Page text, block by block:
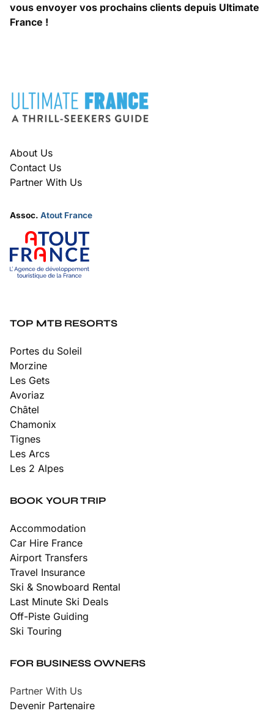
vous envoyer vos prochains clients depuis Ultimate
France !
About Us
Contact Us
Partner With Us
Assoc. Atout France
TOP MTB RESORTS
Portes du Soleil
Morzine
Les Gets
Avoriaz
Châtel
Chamonix
Tignes
Les Arcs
Les 2 Alpes
BOOK YOUR TRIP
Accommodation
Car Hire France
Airport Transfers
Travel Insurance
Ski & Snowboard Rental
Last Minute Ski Deals
Off-Piste Guiding
Ski Touring
FOR BUSINESS OWNERS
Partner With Us
Devenir Partenaire